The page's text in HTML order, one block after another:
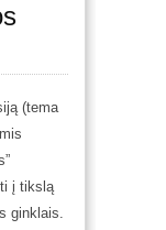
(tema
į tikslą
ginklais.